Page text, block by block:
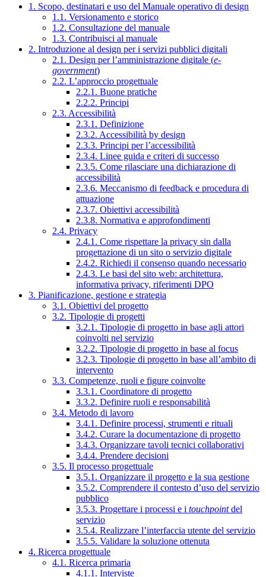
1. Scopo, destinatari e uso del Manuale operativo di design
1.1. Versionamento e storico
1.2. Consultazione del manuale
1.3. Contribuisci al manuale
2. Introduzione al design per i servizi pubblici digitali
2.1. Design per l’amministrazione digitale (e-
government)
2.2. L’approccio progettuale
2.2.1. Buone pratiche
2.2.2. Principi
2.3. Accessibilità
2.3.1. Definizione
2.3.2. Accessibilità by design
2.3.3. Principi per l’accessibilità
2.3.4. Linee guida e criteri di successo
2.3.5. Come rilasciare una dichiarazione di
accessibilità
2.3.6. Meccanismo di feedback e procedura di
attuazione
2.3.7. Obiettivi accessibilità
2.3.8. Normativa e approfondimenti
2.4. Privacy
2.4.1. Come rispettare la privacy sin dalla
progettazione di un sito o servizio digitale
2.4.2. Richiedi il consenso quando necessario
2.4.3. Le basi del sito web: architettura,
informativa privacy, riferimenti DPO
3. Pianificazione, gestione e strategia
3.1. Obiettivi del progetto
3.2. Tipologie di progetti
3.2.1. Tipologie di progetto in base agli attori
coinvolti nel servizio
3.2.2. Tipologie di progetto in base al focus
3.2.3. Tipologie di progetto in base all’ambito di
intervento
3.3. Competenze, ruoli e figure coinvolte
3.3.1. Coordinatore di progetto
3.3.2. Definire ruoli e responsabilità
3.4. Metodo di lavoro
3.4.1. Definire processi, strumenti e rituali
3.4.2. Curare la documentazione di progetto
3.4.3. Organizzare tavoli tecnici collaborativi
3.4.4. Prendere decisioni
3.5. Il processo progettuale
3.5.1. Organizzare il progetto e la sua gestione
3.5.2. Comprendere il contesto d’uso del servizio
pubblico
3.5.3. Progettare i processi e i touchpointdel
servizio
3.5.4. Realizzare l’interfaccia utente del servizio
3.5.5. Validare la soluzione ottenuta
4. Ricerca progettuale
4.1. Ricerca primaria
4.1.1. Interviste